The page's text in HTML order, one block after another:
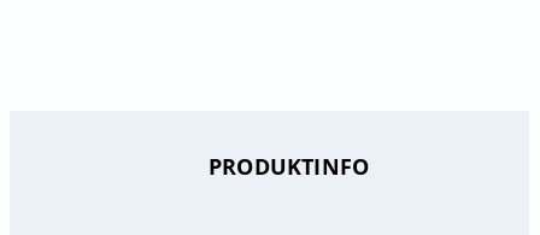
PRODUKTINFO